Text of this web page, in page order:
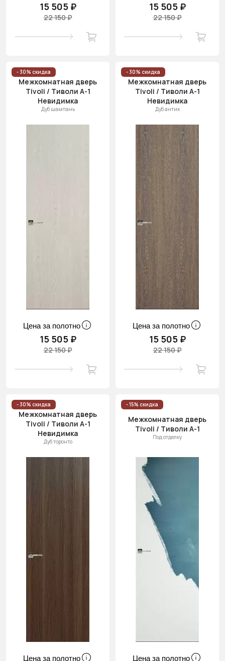
15 505 ₽
22 150 ₽
15 505 ₽
22 150 ₽
- 30% скидка
Межкомнатная дверь
Tivoli / Тиволи А-1
Невидимка
Дуб шампань
Цена за полотно
15 505 ₽
22 150 ₽
- 30% скидка
Межкомнатная дверь
Tivoli / Тиволи А-1
Невидимка
Дуб антик
Цена за полотно
15 505 ₽
22 150 ₽
- 30% скидка
Межкомнатная дверь
Tivoli / Тиволи А-1
Невидимка
Дуб торонто
Цена за полотно
- 15% скидка
Межкомнатная дверь
Tivoli / Тиволи А-1
Под отделку
Цена за полотно